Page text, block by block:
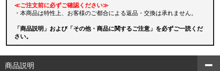
≪ご注文前に必ずご確認ください≫
・本商品は特性上、お客様のご都合による返品・交換は承れません。
「商品説明」および「その他・商品に関するご注意」を必ずご一読くだ
さい。
商品説明